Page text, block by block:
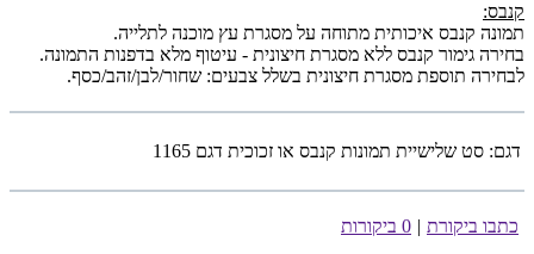
קנבס:
תמונה קנבס איכותית מתוחה על מסגרת עץ מוכנה לתלייה.
בחירה גימור קנבס ללא מסגרת חיצונית - עיטוף מלא בדפנות התמונה.
לבחירה תוספת מסגרת חיצונית בשלל צבעים: שחור/לבן/זהב/כסף.
דגם: סט שלישיית תמונות קנבס או זכוכית דגם 1165
כתבו ביקורת | 0 ביקורות